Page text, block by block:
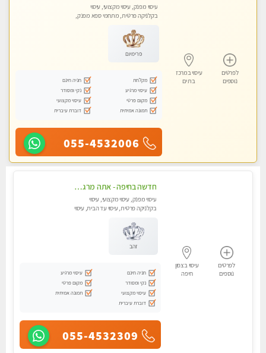
לפרטים
נוספים
עיסוי במרכז
בת ים
עיסוי מפנק, עיסוי מקצועי, עיסוי
בקלניקה פרטית, מתחמי ספא מפנק,
טנטרה
פרימיום
מקלחת
חניה חינם
עיסוי מרגיע
נקי ומסודר
מקום פרטי
עיסוי מקצועי
תמונה אמיתית
דוברת עיברית
055-4532006
לפרטים
נוספים
עיסוי בצפון
חיפה
חדשה בחיפה - אתה מרגיש עייף??? זה הזמן להתפנק בעיסוי מקצועי ברמה גבוהה- Highly recommended
עיסוי מפנק, עיסוי מקצועי, עיסוי
בקלניקה פרטית, עיסוי עד הבית, עיסוי
זהב
חניה חינם
עיסוי מרגיע
נקי ומסודר
מקום פרטי
עיסוי מקצועי
תמונה אמיתית
דוברת עיברית
055-4532309